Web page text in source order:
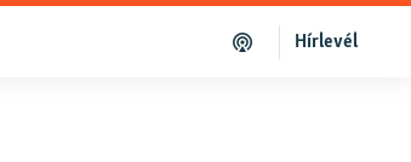
Hírlevél